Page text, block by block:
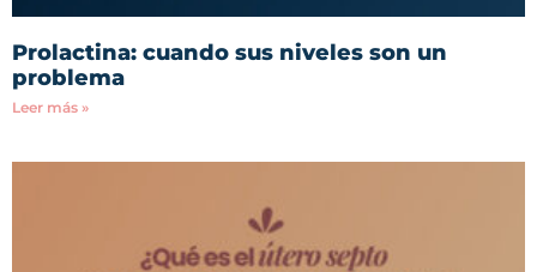
Prolactina: cuando sus niveles son un
problema
Leer más »